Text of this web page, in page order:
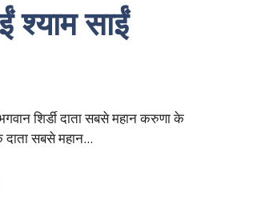
श्याम साईं
शिर्डी दाता सबसे महान करुणा के
दाता सबसे महान...